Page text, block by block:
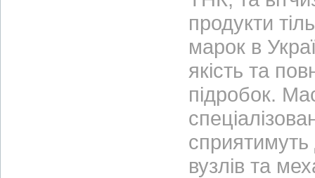
продукти
марок в
якість та
підробок.
сприятимуть
вузлів та